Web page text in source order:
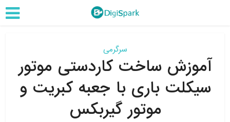
سرگرمی
آموزش ساخت کاردستی موتور
سیکلت باری با جعبه کبریت و
موتور گیربکس